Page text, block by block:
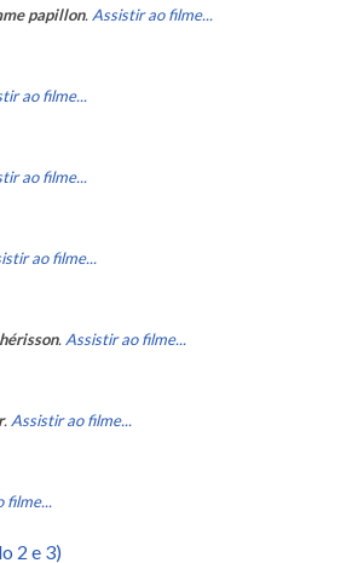
papillon. Assistir ao filme...
ao filme...
ao filme...
ao filme...
. Assistir ao filme...
. Assistir ao filme...
filme...
2 e 3)